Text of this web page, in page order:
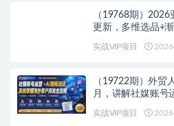
（19768期）
更新，多维选品+
实战VIP项目
（19722期）外贸
月，讲解社媒账号
实战VIP项目